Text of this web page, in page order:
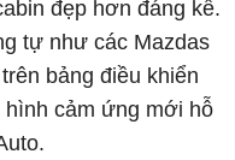
đẹp hơn đáng kể.
tự như các Mazdas
bảng điều khiển
cảm ứng mới hỗ